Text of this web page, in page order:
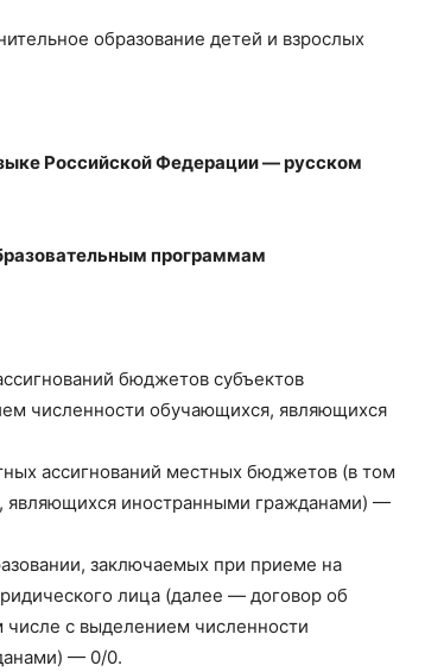
образование детей и взрослых
Российской Федерации — русском
программам
бюджетов субъектов
численности обучающихся, являющихся
ассигнований местных бюджетов (в том
являющихся иностранными гражданами) —
заключаемых при приеме на
лица (далее — договор об
числе с выделением численности
— 0/0.